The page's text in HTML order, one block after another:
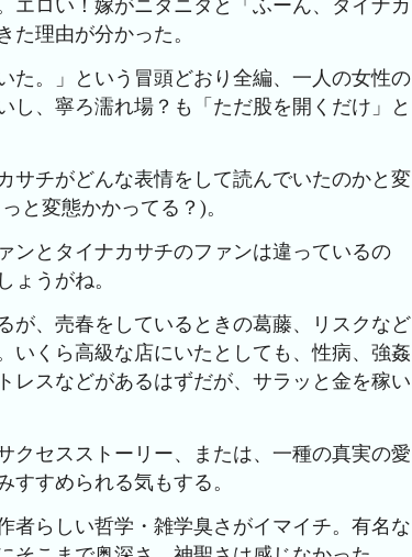
理由が分かった。
た。」という冒頭どおり全編、一人の女性の
、寧ろ濡れ場？も「ただ股を開くだけ」と
サチがどんな表情をして読んでいたのかと変
と変態かかってる？)。
ンとタイナカサチのファンは違っているの
うがね。
が、売春をしているときの葛藤、リスクなど
いくら高級な店にいたとしても、性病、強姦
レスなどがあるはずだが、サラッと金を稼い
クセスストーリー、または、一種の真実の愛
すめられる気もする。
者らしい哲学・雑学臭さがイマイチ。有名な